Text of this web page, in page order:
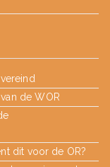
de WOR
dit voor de OR?